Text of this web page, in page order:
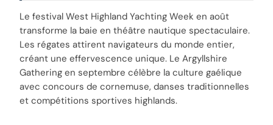
Le festival West Highland Yachting Week en août
transforme la baie en théâtre nautique spectaculaire.
Les régates attirent navigateurs du monde entier,
créant une effervescence unique. Le Argyllshire
Gathering en septembre célèbre la culture gaélique
avec concours de cornemuse, danses traditionnelles
et compétitions sportives highlands.